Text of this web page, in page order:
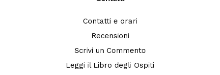
Contatti e orari
Recensioni
Scrivi un Commento
Leggi il Libro degli Ospiti